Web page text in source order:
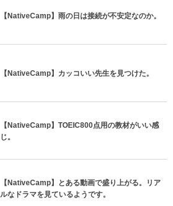
【NativeCamp】雨の日は接続が不安定なのか。
【NativeCamp】カッコいい先生を見つけた。
【NativeCamp】TOEIC800点用の教材がいい感
じ。
【NativeCamp】とある動画で盛り上がる。リア
ルなドラマを見ているようです。